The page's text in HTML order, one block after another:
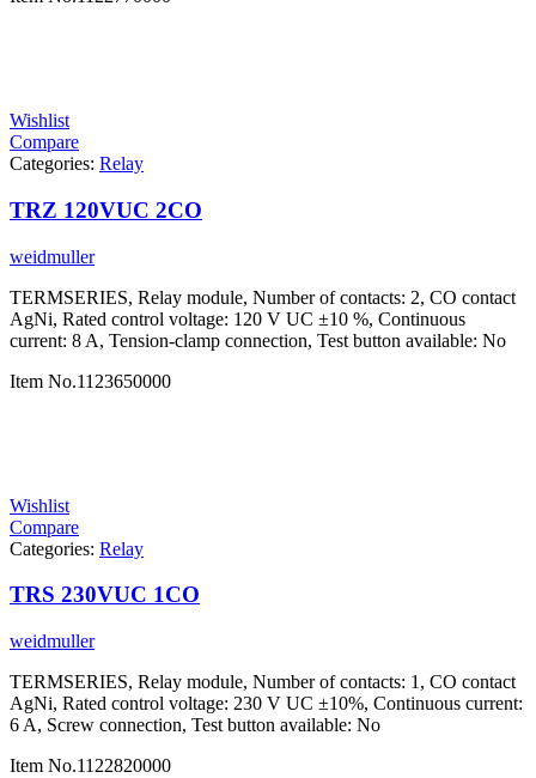
Wishlist
Compare
Categories: Relay
TRZ 120VUC 2CO
weidmuller
TERMSERIES, Relay module, Number of contacts: 2, CO contact
AgNi, Rated control voltage: 120 V UC ±10 %, Continuous
current: 8 A, Tension-clamp connection, Test button available: No
Item No.1123650000
Wishlist
Compare
Categories: Relay
TRS 230VUC 1CO
weidmuller
TERMSERIES, Relay module, Number of contacts: 1, CO contact
AgNi, Rated control voltage: 230 V UC ±10%, Continuous current:
6 A, Screw connection, Test button available: No
Item No.1122820000